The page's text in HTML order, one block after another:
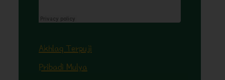
Akhlaq Terpuji
Pribadi Mulya